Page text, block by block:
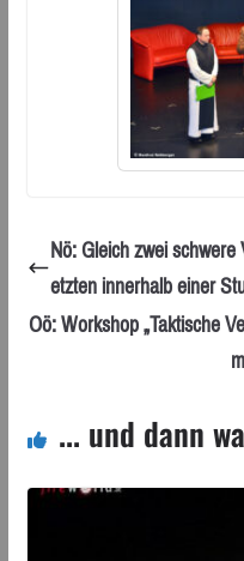
Nö: Gleich zwei
etzten innerhalb einer
Oö: Workshop „Taktische
... und dann